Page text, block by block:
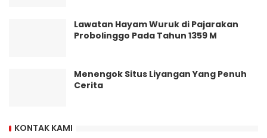
Lawatan Hayam Wuruk di Pajarakan
Probolinggo Pada Tahun 1359 M
Menengok Situs Liyangan Yang Penuh
Cerita
KONTAK KAMI